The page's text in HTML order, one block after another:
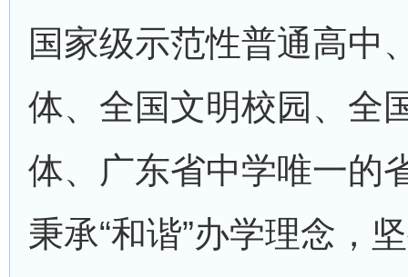
国家级示范性普通高中
体、全国文明校园、全
体、广东省中学唯一的
秉承“和谐”办学理念，